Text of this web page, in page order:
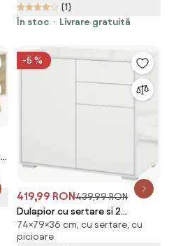
Închis
(1)
În stoc
Livrare gratuită
-5 %
419,99 RON439,99 RON
Dulapior cu sertare si 2
Dulapioare cu polite reglabile,
Deschidere prin Presiune
74×79×36 cm, cu sertare, cu
picioare